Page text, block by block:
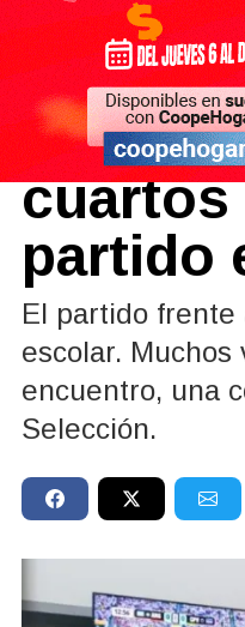
Actualidad
07/07/2026
cuartos
partido
El partido frente
escolar.
encuentro, una
Selección.